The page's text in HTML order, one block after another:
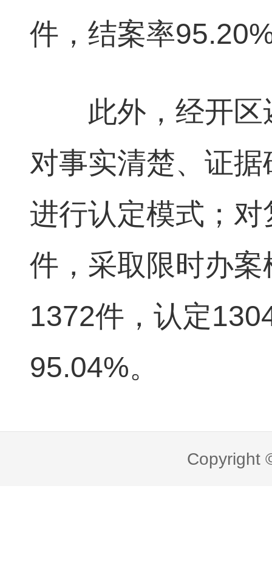
件，结案率
此外，经开区
对事实清楚、证
进行认定模式；
件，采取限时办
1372件，认定
95.04%。
Copyright